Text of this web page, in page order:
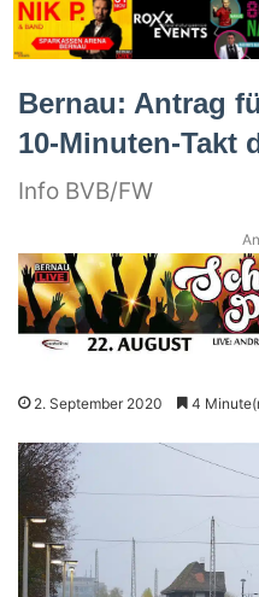
Bernau: Antrag
10-Minuten-Takt
Info BVB/FW
2. September 2020 4